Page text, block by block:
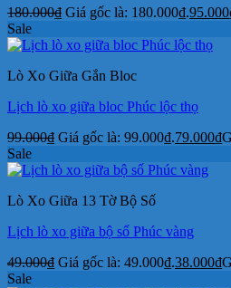
180.000₫ Giá gốc là: 180.000₫.95.000
Sale
Lò Xo Giữa Gắn Bloc
Lịch lò xo giữa bloc Phúc lộc thọ
99.000₫ Giá gốc là: 99.000₫.79.000₫
Sale
Lò Xo Giữa 13 Tờ Bộ Số
Lịch lò xo giữa bộ số Phúc vàng
49.000₫ Giá gốc là: 49.000₫.38.000₫
Sale